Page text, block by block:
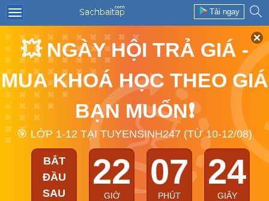
Tải ngay
💥 NGÀY HỘI TRẢ GIÁ -
MUA KHOÁ HỌC THEO GIÁ
BẠN MUỐN❗
🎯 LỚP 1-12 TẠI TUYENSINH247 (TỪ 10-12/08)
BẮT
ĐẦU
SAU
22
GIỜ
07
PHÚT
24
GIÂY